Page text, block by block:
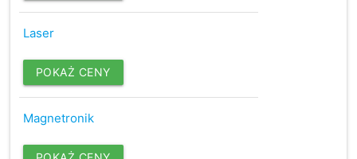
Laser
POKAŻ CENY
Magnetronik